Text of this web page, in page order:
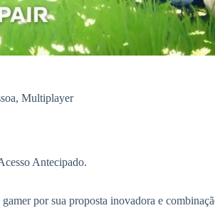
Multiplayer
Antecipado.
por sua proposta inovadora e